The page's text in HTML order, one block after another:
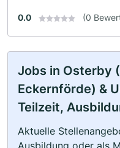
0.0 (0
Jobs in Osterby
Eckernförde) &
Teilzeit,
Aktuelle
Ausbildung oder als